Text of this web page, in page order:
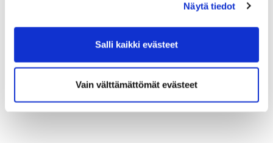
Näytä tiedot
Salli kaikki evästeet
Vain välttämättömät evästeet